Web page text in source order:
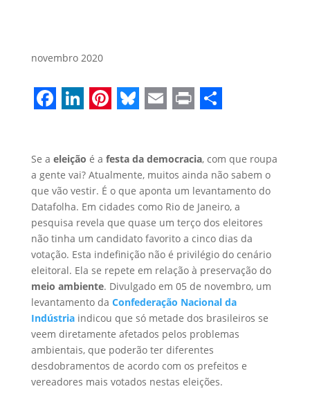
novembro 2020
Se a eleição é a festa da democracia, com que roupa
a gente vai? Atualmente, muitos ainda não sabem o
que vão vestir. É o que aponta um levantamento do
Datafolha. Em cidades como Rio de Janeiro, a
pesquisa revela que quase um terço dos eleitores
não tinha um candidato favorito a cinco dias da
votação. Esta indefinição não é privilégio do cenário
eleitoral. Ela se repete em relação à preservação do
meio ambiente. Divulgado em 05 de novembro, um
levantamento da Confederação Nacional da
Indústriaindicou que só metade dos brasileiros se
veem diretamente afetados pelos problemas
ambientais, que poderão ter diferentes
desdobramentos de acordo com os prefeitos e
vereadores mais votados nestas eleições.